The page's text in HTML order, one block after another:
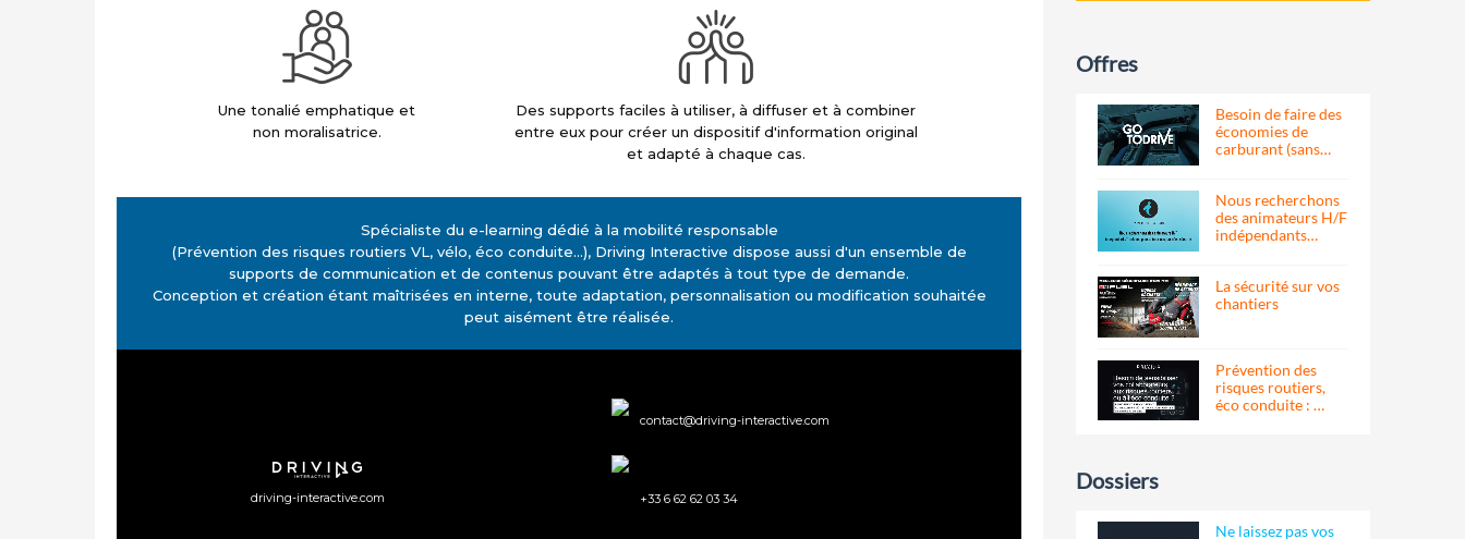
Une tonalié emphatique et
non moralisatrice.
Des supports faciles à utiliser, à diffuser et à combiner
entre eux pour créer un dispositif d'information original
et adapté à chaque cas.
Spécialiste du e-learning dédié à la mobilité responsable
(Prévention des risques routiers VL, vélo, éco conduite...), Driving Interactive dispose aussi d'un ensemble de
supports de communication et de contenus pouvant être adaptés à tout type de demande.
Conception et création étant maîtrisées en interne, toute adaptation, personnalisation ou modification souhaitée
peut aisément être réalisée.
driving-interactive.com
contact@driving-interactive.com
+33 6 62 62 03 34
Offres
Besoin de faire des
économies de
carburant (sans…
Nous recherchons
des animateurs H/F
indépendants…
La sécurité sur vos
chantiers
Prévention des
risques routiers,
éco conduite : …
Dossiers
Ne laissez pas vos